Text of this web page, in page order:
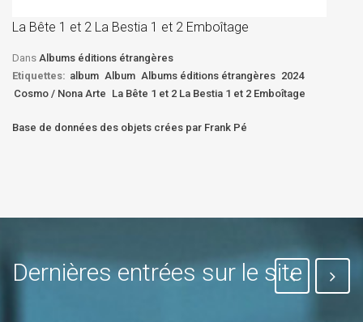
La Bête 1 et 2 La Bestia 1 et 2 Emboîtage
Dans Albums éditions étrangères
Etiquettes: album Album Albums éditions étrangères 2024
Cosmo / Nona Arte La Bête 1 et 2 La Bestia 1 et 2 Emboîtage
Base de données des objets crées par Frank Pé
Dernières entrées sur le site